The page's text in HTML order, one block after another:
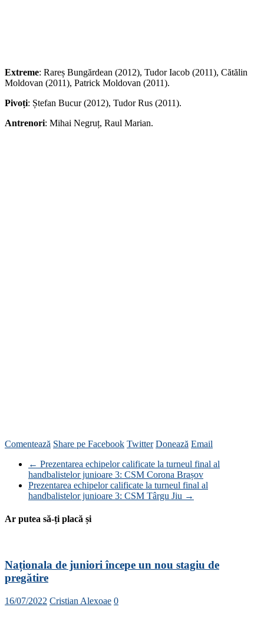
Extreme: Rareș Bungărdean (2012), Tudor Iacob (2011), Cătălin
Moldovan (2011), Patrick Moldovan (2011).
Pivoți: Ștefan Bucur (2012), Tudor Rus (2011).
Antrenori: Mihai Negruț, Raul Marian.
Comentează Share pe Facebook Twitter Donează Email
← Prezentarea echipelor calificate la turneul final al
handbalistelor junioare 3: CSM Corona Brașov
Prezentarea echipelor calificate la turneul final al
handbalistelor junioare 3: CSM Târgu Jiu →
Ar putea să-ți placă și
Naționala de juniori începe un nou stagiu de
pregătire
16/07/2022 Cristian Alexoae 0